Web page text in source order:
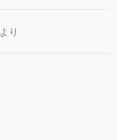
より